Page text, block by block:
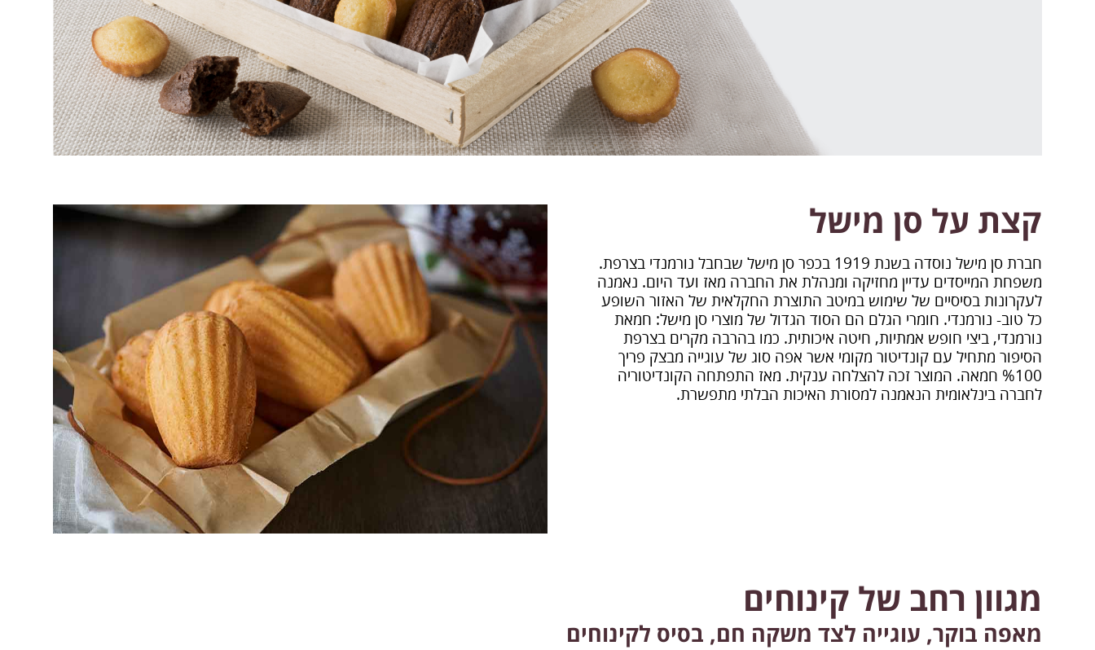
קצת על סן מישל
חברת סן מישל נוסדה בשנת 1919 בכפר סן מישל שבחבל נורמנדי בצרפת.
משפחת המייסדים עדיין מחזיקה ומנהלת את החברה מאז ועד היום. נאמנה
לעקרונות בסיסיים של שימוש במיטב התוצרת החקלאית של האזור השופע
כל טוב- נורמנדי. חומרי הגלם הם הסוד הגדול של מוצרי סן מישל: חמאת
נורמנדי, ביצי חופש אמתיות, חיטה איכותית. כמו בהרבה מקרים בצרפת
הסיפור מתחיל עם קונדיטור מקומי אשר אפה סוג של עוגייה מבצק פריך
%100 חמאה. המוצר זכה להצלחה ענקית. מאז התפתחה הקונדיטוריה
לחברה בינלאומית הנאמנה למסורת האיכות הבלתי מתפשרת.
מגוון רחב של קינוחים
מאפה בוקר, עוגייה לצד משקה חם, בסיס לקינוחים